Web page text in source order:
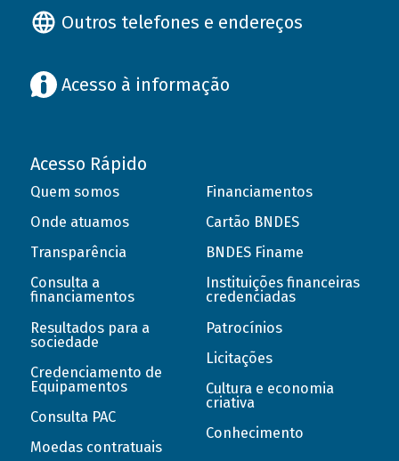
Outros telefones e endereços
Acesso à informação
Acesso Rápido
Quem somos
Onde atuamos
Transparência
Consulta a
financiamentos
Resultados para a
sociedade
Credenciamento de
Equipamentos
Consulta PAC
Moedas contratuais
Financiamentos
Cartão BNDES
BNDES Finame
Instituições financeiras
credenciadas
Patrocínios
Licitações
Cultura e economia
criativa
Conhecimento